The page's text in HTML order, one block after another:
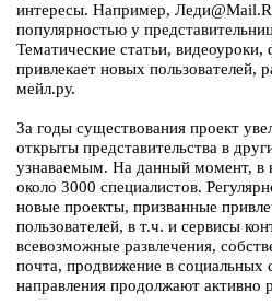
интересы. Например,
популярностью у
Тематические статьи,
привлекает новых
мейл.ру.
За годы существования проект
открыты представительства в
узнаваемым. На данный момент, в
около 3000 специалистов.
новые проекты, призванные
пользователей, в т.ч. и сервисы
всевозможные развлечения,
почта, продвижение в социальных
направления продолжают активно